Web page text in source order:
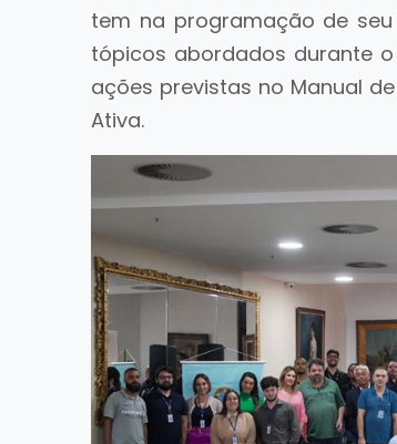
tem na programação de
tópicos abordados durante
ações previstas no Manual
Ativa.